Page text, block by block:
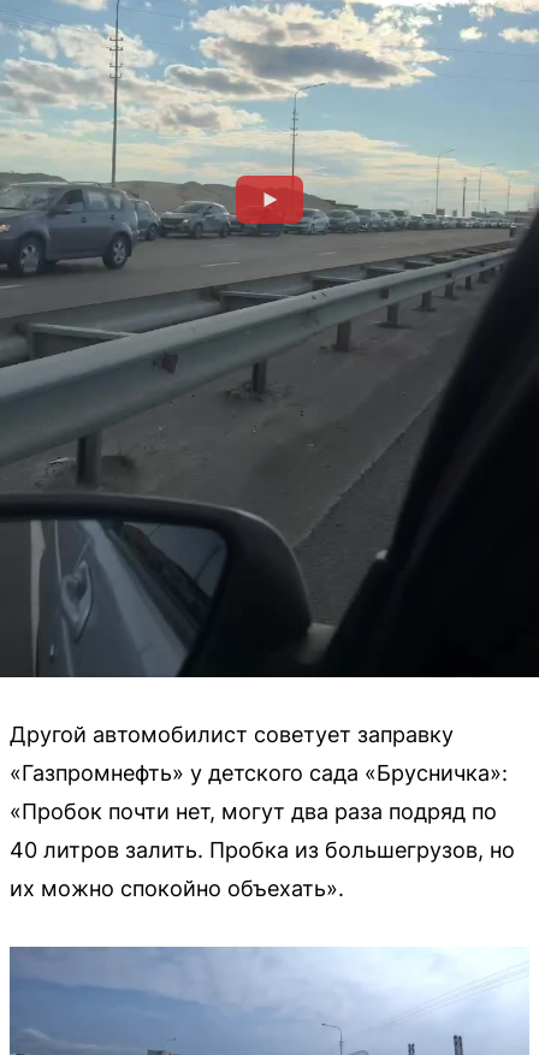
Другой автомобилист советует заправку
«Газпромнефть» у детского сада «Брусничка»:
«Пробок почти нет, могут два раза подряд по
40 литров залить. Пробка из большегрузов, но
их можно спокойно объехать».